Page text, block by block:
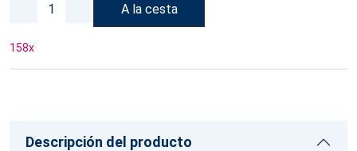
A la cesta
158x
Descripción del producto